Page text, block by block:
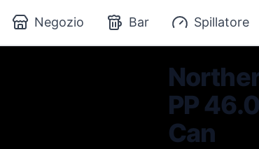
Negozio Bar Spillatore
PP
Can